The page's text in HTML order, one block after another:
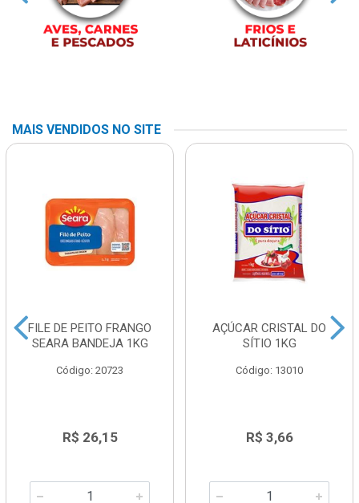
MAIS VENDIDOS NO SITE
FILE DE PEITO FRANGO
SEARA BANDEJA 1KG
Código: 20723
R$ 26,15
AÇÚCAR CRISTAL DO
SÍTIO 1KG
Código: 13010
R$ 3,66